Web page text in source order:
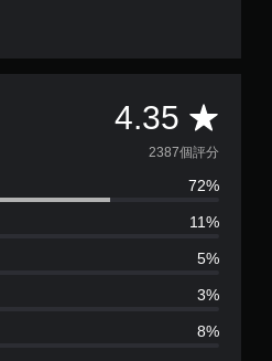
4.35 平
均
評
分
4
2387個評分
72%
11%
5%
3%
8%